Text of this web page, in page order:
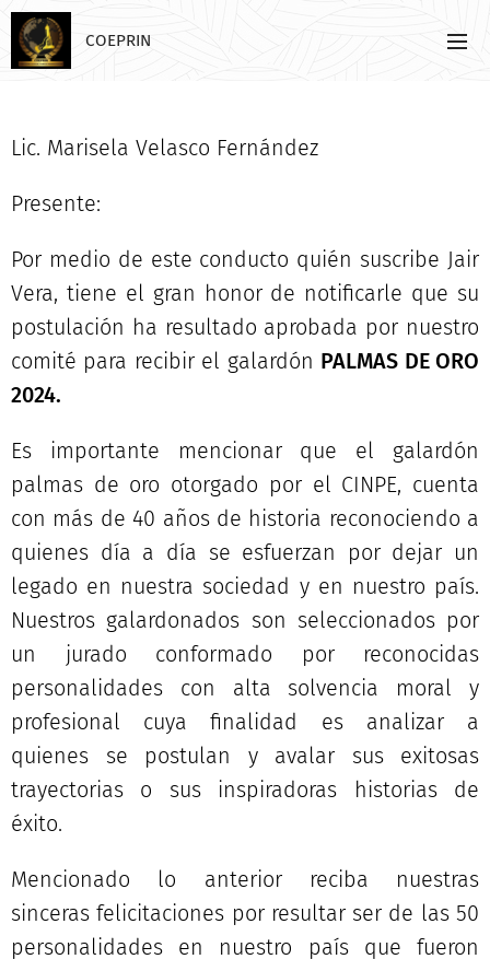
COEPRIN
Lic. Marisela Velasco Fernández
Presente:
Por medio de este conducto quién suscribe Jair
Vera, tiene el gran honor de notificarle que su
postulación ha resultado aprobada por nuestro
comité para recibir el galardón PALMAS DE ORO
2024.
Es importante mencionar que el galardón
palmas de oro otorgado por el CINPE, cuenta
con más de 40 años de historia reconociendo a
quienes día a día se esfuerzan por dejar un
legado en nuestra sociedad y en nuestro país.
Nuestros galardonados son seleccionados por
un jurado conformado por reconocidas
personalidades con alta solvencia moral y
profesional cuya finalidad es analizar a
quienes se postulan y avalar sus exitosas
trayectorias o sus inspiradoras historias de
éxito.
Mencionado lo anterior reciba nuestras
sinceras felicitaciones por resultar ser de las 50
personalidades en nuestro país que fueron